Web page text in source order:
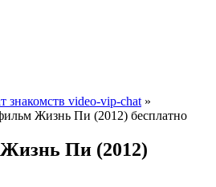
знакомств video-vip-chat »
Жизнь Пи (2012) бесплатно
Пи (2012)